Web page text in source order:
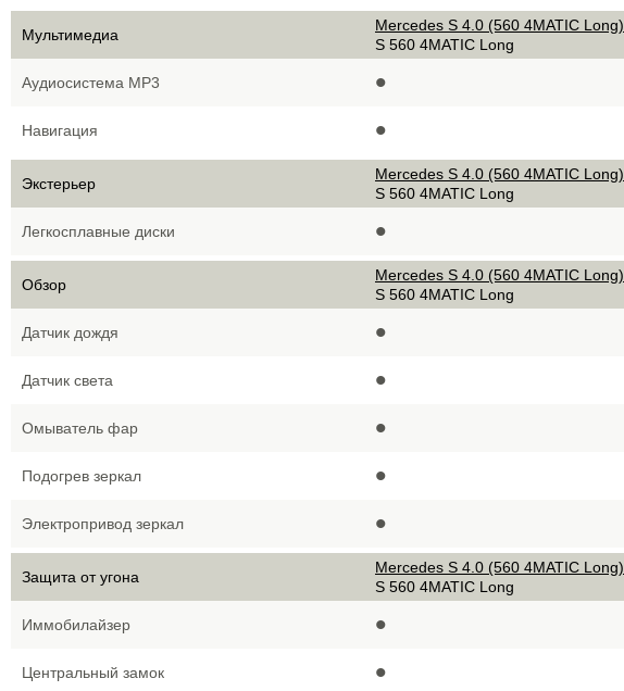
Мультимедиа
Mercedes S 4.0 (560 4MATIC Long)
S 560 4MATIC Long
Аудиосистема MP3 •
Навигация •
Экстерьер
Mercedes S 4.0 (560 4MATIC Long)
S 560 4MATIC Long
Легкосплавные диски •
Обзор
Mercedes S 4.0 (560 4MATIC Long)
S 560 4MATIC Long
Датчик дождя •
Датчик света •
Омыватель фар •
Подогрев зеркал •
Электропривод зеркал •
Защита от угона
Mercedes S 4.0 (560 4MATIC Long)
S 560 4MATIC Long
Иммобилайзер •
Центральный замок •